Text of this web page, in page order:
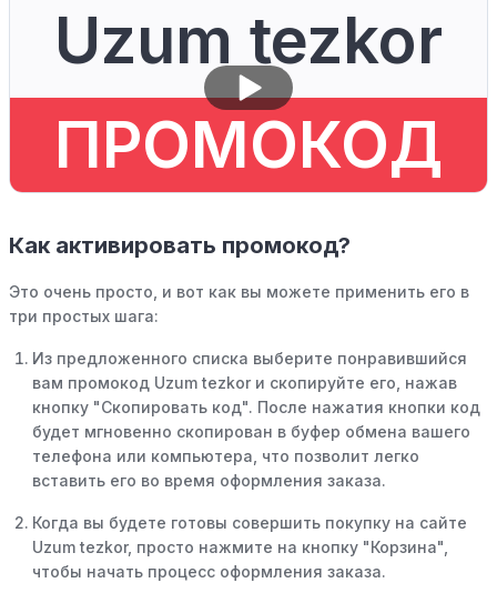
Uzum tezkor
ПРОМОКОД
Как активировать промокод?
Это очень просто, и вот как вы можете применить его в
три простых шага:
Из предложенного списка выберите понравившийся
вам промокод Uzum tezkor и скопируйте его, нажав
кнопку "Скопировать код". После нажатия кнопки код
будет мгновенно скопирован в буфер обмена вашего
телефона или компьютера, что позволит легко
вставить его во время оформления заказа.
Когда вы будете готовы совершить покупку на сайте
Uzum tezkor, просто нажмите на кнопку "Корзина",
чтобы начать процесс оформления заказа.